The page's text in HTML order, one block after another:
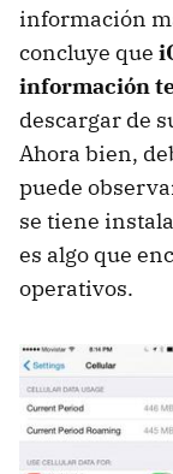
información
concluye que
información
descargar de
Ahora bien,
puede
se tiene
es algo que
operativos.